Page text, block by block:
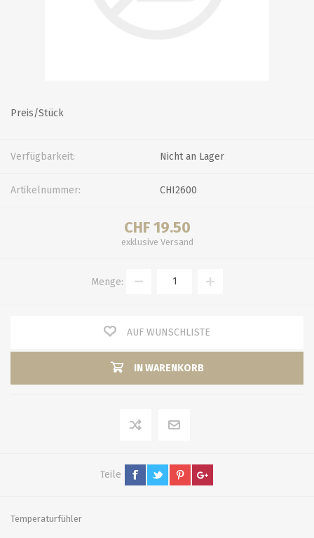
Preis/Stück
Verfügbarkeit: Nicht an Lager
Artikelnummer: CHI2600
CHF 19.50
exklusive Versand
Menge:
AUF WUNSCHLISTE
IN WARENKORB
Teile
Temperaturfühler